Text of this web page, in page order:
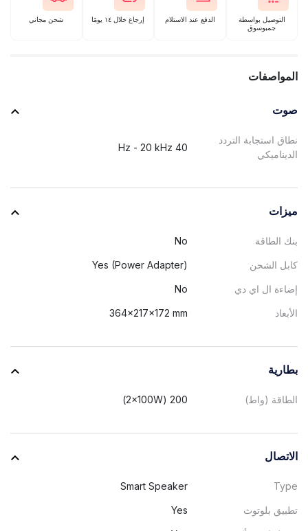
التوصيل بواسطة
جمبوسوق
الدفع عند الاستلام إرجاع خلال ١٤ يومًا شحن مجاني
المواصفات
صوت
نطاق استجابة التردد
الديناميكي
40 Hz - 20 kHz
ميزات
بنك الطاقة No
كابل الشحن Yes (Power Adapter)
إضاءة ال اي دي No
الأبعاد 364x217x172 mm
بطارية
الطاقة (واط) 200 (2x100W)
الاتصال
Type
Smart Speaker
تطبيق بلوتوث Yes